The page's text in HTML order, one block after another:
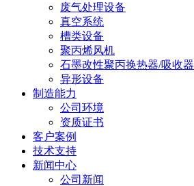
废气处理设备
真空系统
槽类设备
聚丙烯风机
石墨改性聚丙换热器/吸收器
异形设备
制造能力
公司环境
资质证书
客户案例
技术支持
新闻中心
公司新闻